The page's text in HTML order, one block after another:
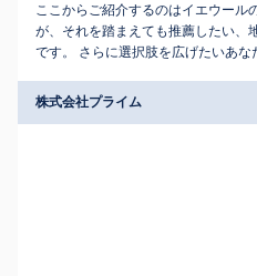
ここからご紹介するのはイエウール
が、それを踏まえても推薦したい、
です。 さらに選択肢を広げたいあな
株式会社プライム